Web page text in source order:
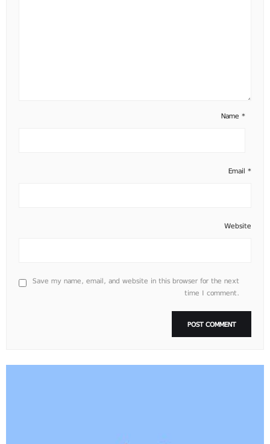
Name *
Email *
Website
Save my name, email, and website in this browser for the next
time I comment.